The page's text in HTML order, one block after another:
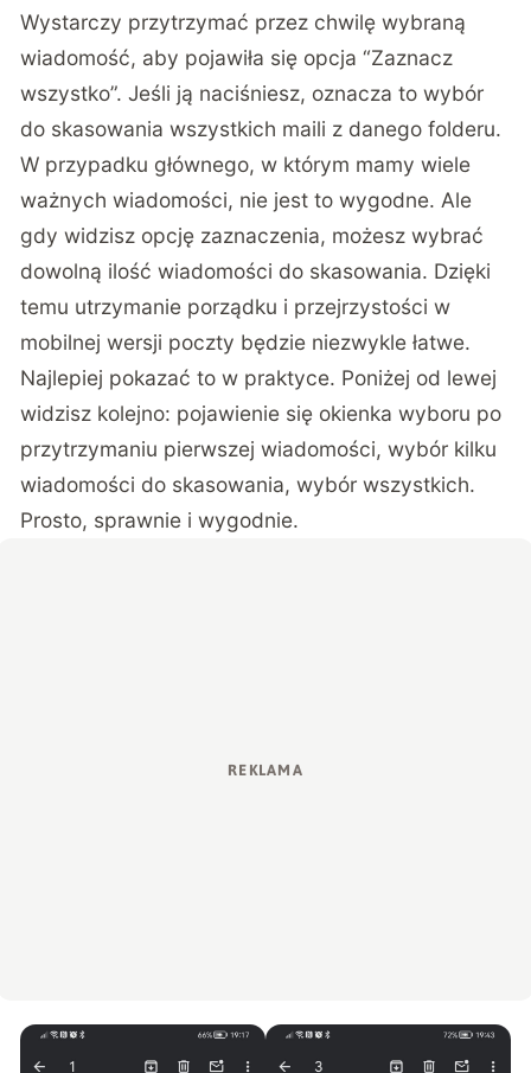
Wystarczy przytrzymać przez chwilę wybraną
wiadomość, aby pojawiła się opcja “Zaznacz
wszystko”. Jeśli ją naciśniesz, oznacza to wybór
do skasowania wszystkich maili z danego folderu.
W przypadku głównego, w którym mamy wiele
ważnych wiadomości, nie jest to wygodne. Ale
gdy widzisz opcję zaznaczenia, możesz wybrać
dowolną ilość wiadomości do skasowania. Dzięki
temu utrzymanie porządku i przejrzystości w
mobilnej wersji poczty będzie niezwykle łatwe.
Najlepiej pokazać to w praktyce. Poniżej od lewej
widzisz kolejno: pojawienie się okienka wyboru po
przytrzymaniu pierwszej wiadomości, wybór kilku
wiadomości do skasowania, wybór wszystkich.
Prosto, sprawnie i wygodnie.